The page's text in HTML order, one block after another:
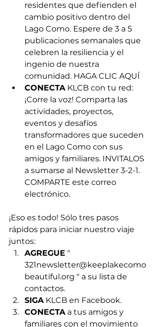
residentes que defienden el
cambio positivo dentro del
Lago Como. Espere de 3 a 5
publicaciones semanales que
celebren la resiliencia y el
ingenio de nuestra
comunidad. HAGA CLIC AQUÍ
CONECTA KLCB con tu red:
¡Corre la voz! Comparta las
actividades, proyectos,
eventos y desafíos
transformadores que suceden
en el Lago Como con sus
amigos y familiares. INVITALOS
a sumarse al Newsletter 3-2-1.
COMPARTE este correo
electrónico.
¡Eso es todo! Sólo tres pasos
rápidos para iniciar nuestro viaje
juntos:
AGREGUE "
321newsletter@keeplakecomo
beautiful.org " a su lista de
contactos.
SIGA KLCB en Facebook.
CONECTA a tus amigos y
familiares con el movimiento